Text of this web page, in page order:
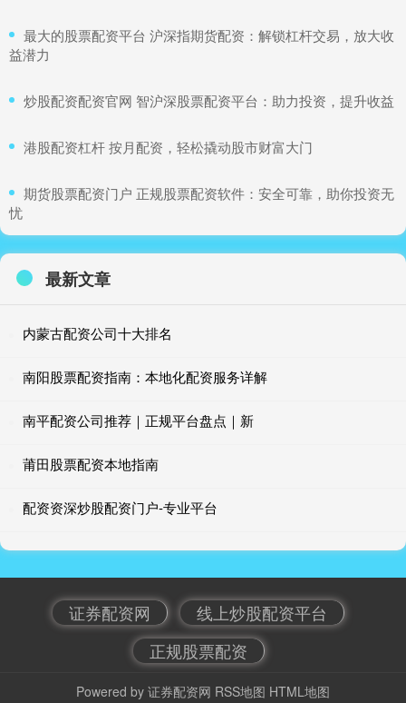
​最大的股票配资平台 沪深指期货配资：解锁杠杆交易，放大收
益潜力
​炒股配资配资官网 智沪深股票配资平台：助力投资，提升收益
​港股配资杠杆 按月配资，轻松撬动股市财富大门
​期货股票配资门户 正规股票配资软件：安全可靠，助你投资无
忧
最新文章
内蒙古配资公司十大排名
南阳股票配资指南：本地化配资服务详解
南平配资公司推荐｜正规平台盘点｜新
莆田股票配资本地指南
配资资深炒股配资门户-专业平台
证券配资网
线上炒股配资平台
正规股票配资
Powered by 证券配资网 RSS地图 HTML地图